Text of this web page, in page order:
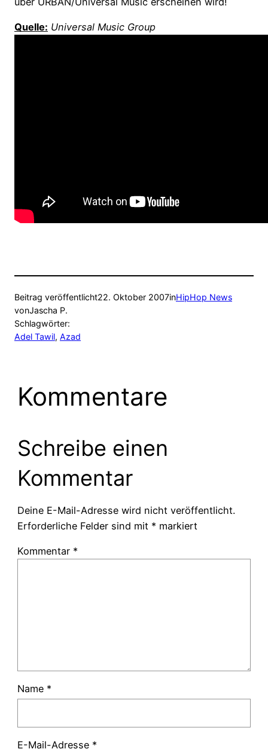
Quelle: Universal Music Group
Beitrag veröffentlicht22. Oktober 2007inHipHop News
vonJascha P.
Schlagwörter:
Adel Tawil, Azad
Kommentare
Schreibe einen
Kommentar
Deine E-Mail-Adresse wird nicht veröffentlicht.
Erforderliche Felder sind mit * markiert
Kommentar *
Name *
E-Mail-Adresse *